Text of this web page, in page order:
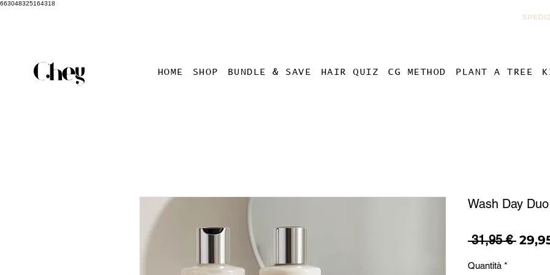
663048325164318
HOME SHOP BUNDLE & SAVE HAIR QUIZ CG METHOD PLANT A TREE
Wash Day Duo
31,95 €
Quantità *